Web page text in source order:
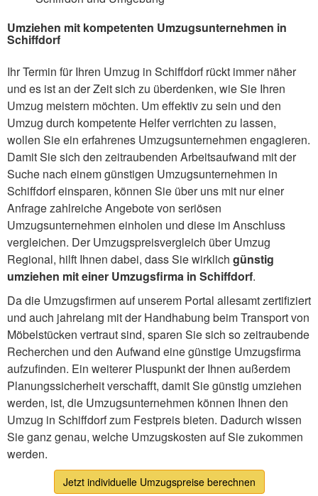
Umziehen mit kompetenten Umzugsunternehmen in
Schiffdorf
Ihr Termin für Ihren Umzug in Schiffdorf rückt immer näher
und es ist an der Zeit sich zu überdenken, wie Sie Ihren
Umzug meistern möchten. Um effektiv zu sein und den
Umzug durch kompetente Helfer verrichten zu lassen,
wollen Sie ein erfahrenes Umzugsunternehmen engagieren.
Damit Sie sich den zeitraubenden Arbeitsaufwand mit der
Suche nach einem günstigen Umzugsunternehmen in
Schiffdorf einsparen, können Sie über uns mit nur einer
Anfrage zahlreiche Angebote von seriösen
Umzugsunternehmen einholen und diese im Anschluss
vergleichen. Der Umzugspreisvergleich über Umzug
Regional, hilft Ihnen dabei, dass Sie wirklich günstig
umziehen mit einer Umzugsfirma in Schiffdorf.
Da die Umzugsfirmen auf unserem Portal allesamt zertifiziert
und auch jahrelang mit der Handhabung beim Transport von
Möbelstücken vertraut sind, sparen Sie sich so zeitraubende
Recherchen und den Aufwand eine günstige Umzugsfirma
aufzufinden. Ein weiterer Pluspunkt der Ihnen außerdem
Planungssicherheit verschafft, damit Sie günstig umziehen
werden, ist, die Umzugsunternehmen können Ihnen den
Umzug in Schiffdorf zum Festpreis bieten. Dadurch wissen
Sie ganz genau, welche Umzugskosten auf Sie zukommen
werden.
Jetzt individuelle Umzugspreise berechnen